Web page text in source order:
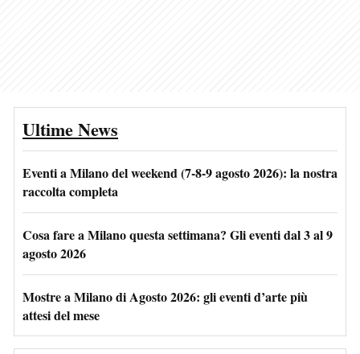
Ultime News
Eventi a Milano del weekend (7-8-9 agosto 2026): la nostra
raccolta completa
Cosa fare a Milano questa settimana? Gli eventi dal 3 al 9
agosto 2026
Mostre a Milano di Agosto 2026: gli eventi d’arte più
attesi del mese